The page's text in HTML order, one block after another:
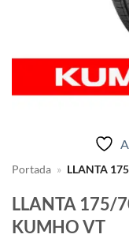
Portada » LLANTA
LLANTA 175/
KUMHO VT